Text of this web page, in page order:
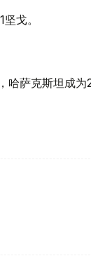
戈。
哈萨克斯坦成为